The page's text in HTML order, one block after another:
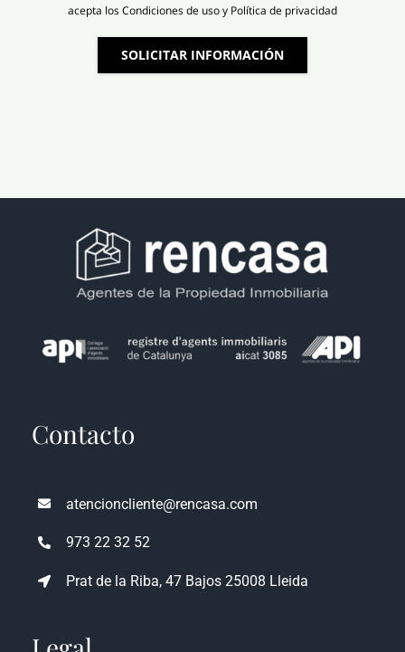
acepta los Condiciones de uso y Política de privacidad
SOLICITAR INFORMACIÓN
Contacto
atencioncliente@rencasa.com
973 22 32 52
Prat de la Riba, 47 Bajos 25008 Lleida